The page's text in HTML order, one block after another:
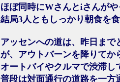
ほぼ同時にWさんとiさんが
結局3人ともしっかり朝食を
アッセンへの道は、昨日まで
が、アウトバーンを降りてか
オートバイやクルマで渋滞し
普段は対面通行の道路を一方